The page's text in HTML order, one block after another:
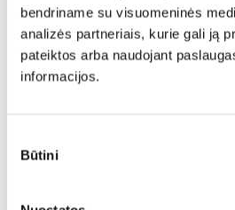
bendriname su visuomeninės
analizės partneriais, kurie gali ją
pateiktos arba naudojant
informacijos.
pasirinkimas
Būtini
NAUJIENA
Miegamoji dalis: